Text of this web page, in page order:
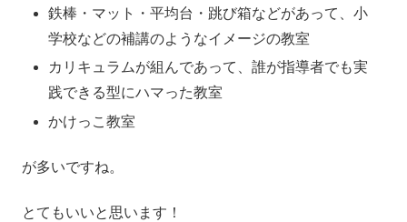
鉄棒・マット・平均台・跳び箱などがあって、小
学校などの補講のようなイメージの教室
カリキュラムが組んであって、誰が指導者でも実
践できる型にハマった教室
かけっこ教室
が多いですね。
とてもいいと思います！